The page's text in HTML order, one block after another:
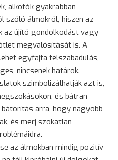
alkotók gyakrabban
szóló álmokról, hiszen az
az újító gondolkodást vagy
megvalósítását is. A
egyfajta felszabadulás,
nincsenek határok.
szimbolizálhatják azt is,
és bátran
arra, hogy nagyobb
és merj szokatlan
az álmokban mindig pozitív